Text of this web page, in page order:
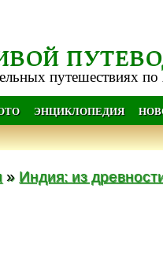
путешествиях
ЭНЦИКЛОПЕДИЯ
» Индия: из